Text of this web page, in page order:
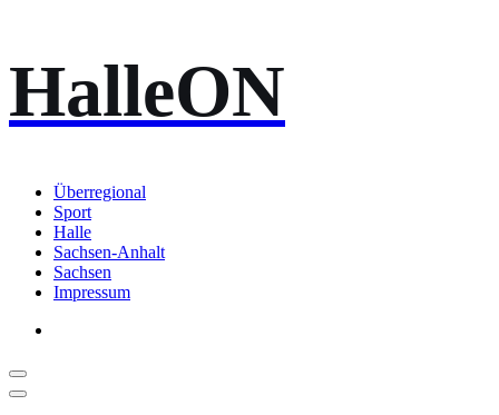
Inhalt
springen
HalleON
Überregional
Sport
Halle
Sachsen-Anhalt
Sachsen
Impressum